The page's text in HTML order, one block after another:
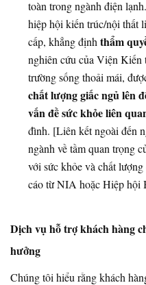
toàn trong ngành điện
hiệp hội kiến trúc/nội thất
cấp, khẳng định thẩm
nghiên cứu của Viện
trường sống thoải mái,
chất lượng giấc ngủ lên
vấn đề sức khỏe liên
đình. [Liên kết ngoài đến
ngành về tầm quan trọng
với sức khỏe và chất
cáo từ NIA hoặc Hiệp hội
Dịch vụ hỗ trợ khách hàng
hưởng
Chúng tôi hiểu rằng khách